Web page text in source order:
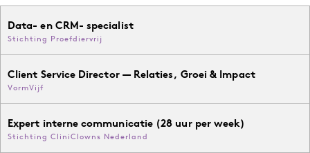
Data- en CRM- specialist
Stichting Proefdiervrij
Client Service Director — Relaties, Groei & Impact
VormVijf
Expert interne communicatie (28 uur per week)
Stichting CliniClowns Nederland